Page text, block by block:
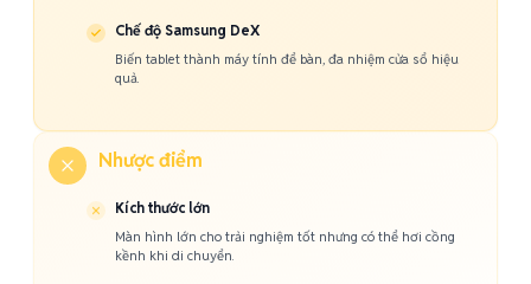
Chế độ Samsung DeX
Biến tablet thành máy tính để bàn, đa nhiệm cửa sổ hiệu
quả.
Nhược điểm
Kích thước lớn
Màn hình lớn cho trải nghiệm tốt nhưng có thể hơi cồng
kềnh khi di chuyển.